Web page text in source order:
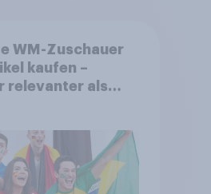
WM-Zuschauer
kaufen –
relevanter als